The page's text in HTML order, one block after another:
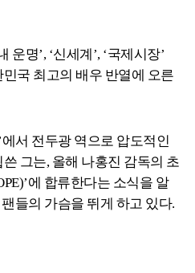
운명’, ‘신세계’, ‘국제시장’
국 최고의 배우 반열에 오른
서 전두광 역으로 압도적인
그는, 올해 나홍진 감독의 초
에 합류한다는 소식을 알
들의 가슴을 뛰게 하고 있다.